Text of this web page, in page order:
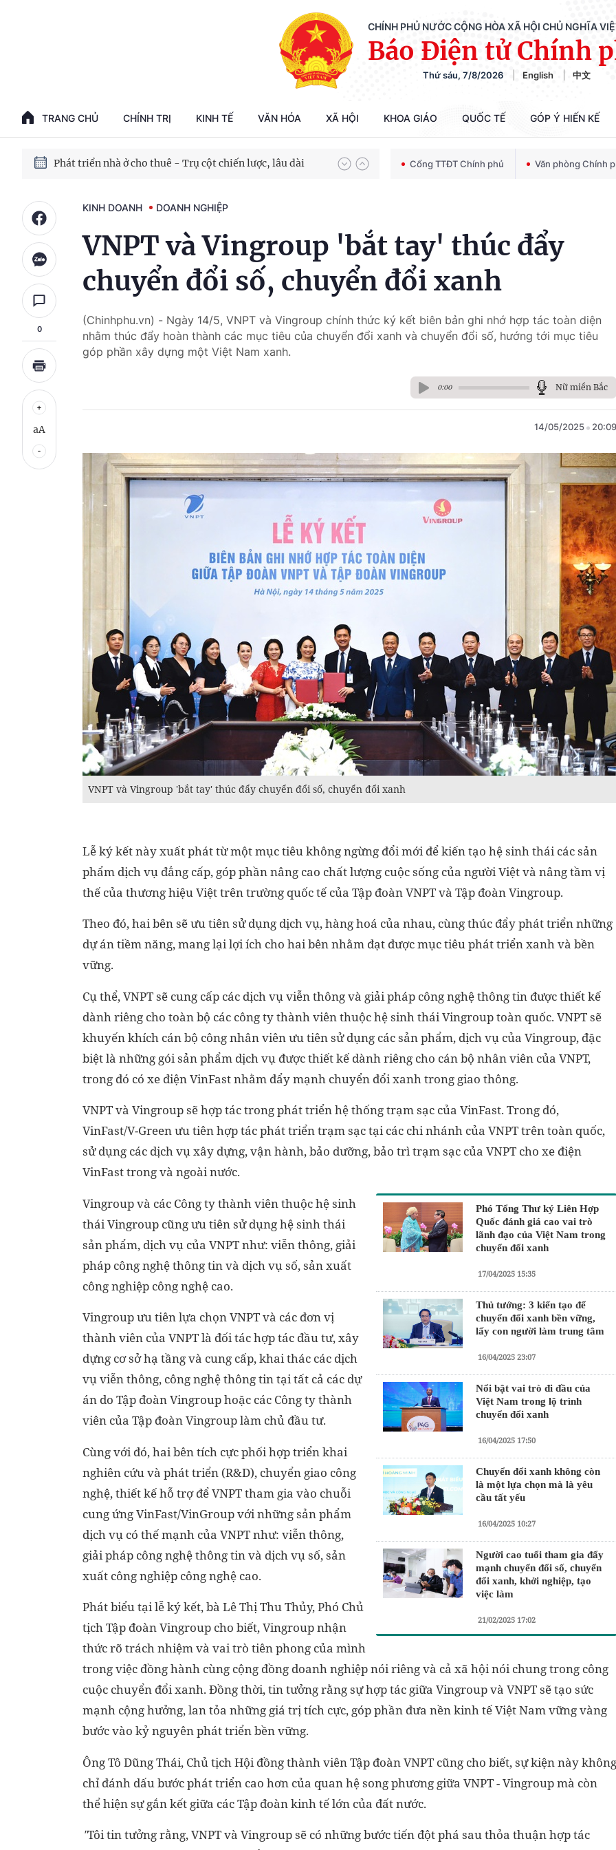
CHÍNH PHỦ NƯỚC CỘNG HÒA XÃ HỘI CHỦ NGHĨA
Báo Điện tử Chính
Thứ sáu, 7/8/2026 English 中文
TRANG CHỦ CHÍNH TRỊ KINH TẾ VĂN HÓA XÃ HỘI KHOA GIÁO QUỐC TẾ GÓP Ý HIẾN KẾ
Phát triển kinh tế nhà nước trong kỷ nguyên mới
Chiến dịch 500 ngày đêm tìm kiếm, quy tập và xác định danh tính hài cốt liệt sĩ
Bảo vệ nền tảng tư tưởng của Đảng trong kỷ nguyên phát triển mới
Phát triển nhà ở cho thuê - Trụ cột chiến lược, lâu dài Cổng TTĐT Chính phủ Văn phòng Chính
0
aA
KINH DOANH DOANH NGHIỆP
VNPT và Vingroup 'bắt tay' thúc đẩy
chuyển đổi số, chuyển đổi xanh
(Chinhphu.vn) - Ngày 14/5, VNPT và Vingroup chính thức ký kết biên bản ghi nhớ hợp tác toàn diện
nhằm thúc đẩy hoàn thành các mục tiêu của chuyển đổi xanh và chuyển đổi số, hướng tới mục tiêu
góp phần xây dựng một Việt Nam xanh.
0:00 Nữ miền Bắc
14/05/2025 20:09
VNPT và Vingroup 'bắt tay' thúc đẩy chuyển đổi số, chuyển đổi xanh
Lễ ký kết này xuất phát từ một mục tiêu không ngừng đổi mới để kiến tạo hệ sinh thái các sản
phẩm dịch vụ đẳng cấp, góp phần nâng cao chất lượng cuộc sống của người Việt và nâng tầm vị
thế của thương hiệu Việt trên trường quốc tế của Tập đoàn VNPT và Tập đoàn Vingroup.
Theo đó, hai bên sẽ ưu tiên sử dụng dịch vụ, hàng hoá của nhau, cùng thúc đẩy phát triển những
dự án tiềm năng, mang lại lợi ích cho hai bên nhằm đạt được mục tiêu phát triển xanh và bền
vững.
Cụ thể, VNPT sẽ cung cấp các dịch vụ viễn thông và giải pháp công nghệ thông tin được thiết kế
dành riêng cho toàn bộ các công ty thành viên thuộc hệ sinh thái Vingroup toàn quốc. VNPT sẽ
khuyến khích cán bộ công nhân viên ưu tiên sử dụng các sản phẩm, dịch vụ của Vingroup, đặc
biệt là những gói sản phẩm dịch vụ được thiết kế dành riêng cho cán bộ nhân viên của VNPT,
trong đó có xe điện VinFast nhằm đẩy mạnh chuyển đổi xanh trong giao thông.
VNPT và Vingroup sẽ hợp tác trong phát triển hệ thống trạm sạc của VinFast. Trong đó,
VinFast/V-Green ưu tiên hợp tác phát triển trạm sạc tại các chi nhánh của VNPT trên toàn quốc,
sử dụng các dịch vụ xây dựng, vận hành, bảo dưỡng, bảo trì trạm sạc của VNPT cho xe điện
VinFast trong và ngoài nước.
Phó Tổng Thư ký Liên Hợp
Quốc đánh giá cao vai trò
lãnh đạo của Việt Nam trong
chuyển đổi xanh
17/04/2025 15:35
Thủ tướng: 3 kiến tạo để
chuyển đổi xanh bền vững,
lấy con người làm trung tâm
16/04/2025 23:07
Nổi bật vai trò đi đầu của
Việt Nam trong lộ trình
chuyển đổi xanh
16/04/2025 17:50
Chuyển đổi xanh không còn
là một lựa chọn mà là yêu
cầu tất yếu
16/04/2025 10:27
Người cao tuổi tham gia đẩy
mạnh chuyển đổi số, chuyển
đổi xanh, khởi nghiệp, tạo
việc làm
21/02/2025 17:02
Vingroup và các Công ty thành viên thuộc hệ sinh
thái Vingroup cũng ưu tiên sử dụng hệ sinh thái
sản phẩm, dịch vụ của VNPT như: viễn thông, giải
pháp công nghệ thông tin và dịch vụ số, sản xuất
công nghiệp công nghệ cao.
Vingroup ưu tiên lựa chọn VNPT và các đơn vị
thành viên của VNPT là đối tác hợp tác đầu tư, xây
dựng cơ sở hạ tầng và cung cấp, khai thác các dịch
vụ viễn thông, công nghệ thông tin tại tất cả các dự
án do Tập đoàn Vingroup hoặc các Công ty thành
viên của Tập đoàn Vingroup làm chủ đầu tư.
Cùng với đó, hai bên tích cực phối hợp triển khai
nghiên cứu và phát triển (R&D), chuyển giao công
nghệ, thiết kế hỗ trợ để VNPT tham gia vào chuỗi
cung ứng VinFast/VinGroup với những sản phẩm
dịch vụ có thế mạnh của VNPT như: viễn thông,
giải pháp công nghệ thông tin và dịch vụ số, sản
xuất công nghiệp công nghệ cao.
Phát biểu tại lễ ký kết, bà Lê Thị Thu Thủy, Phó Chủ
tịch Tập đoàn Vingroup cho biết, Vingroup nhận
thức rõ trách nhiệm và vai trò tiên phong của mình
trong việc đồng hành cùng cộng đồng doanh nghiệp nói riêng và cả xã hội nói chung trong công
cuộc chuyển đổi xanh. Đồng thời, tin tưởng rằng sự hợp tác giữa Vingroup và VNPT sẽ tạo sức
mạnh cộng hưởng, lan tỏa những giá trị tích cực, góp phần đưa nền kinh tế Việt Nam vững vàng
bước vào kỷ nguyên phát triển bền vững.
Ông Tô Dũng Thái, Chủ tịch Hội đồng thành viên Tập đoàn VNPT cũng cho biết, sự kiện này không
chỉ đánh dấu bước phát triển cao hơn của quan hệ song phương giữa VNPT - Vingroup mà còn
thể hiện sự gắn kết giữa các Tập đoàn kinh tế lớn của đất nước.
"Tôi tin tưởng rằng, VNPT và Vingroup sẽ có những bước tiến đột phá sau thỏa thuận hợp tác